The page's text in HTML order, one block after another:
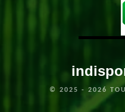
© 2025 - 2026